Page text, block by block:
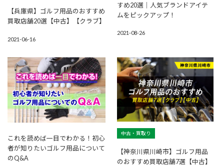
【兵庫県】ゴルフ用品のおすすめ
買取店舗20選【中古】【クラブ】
2021-06-16
すめ20選│人気ブランドアイテ
ムをピックアップ！
2021-08-26
これを読めば一目でわかる！初心
者が知りたいゴルフ用品について
のQ&A
中古・買取り
【神奈川県川崎市】ゴルフ用品
のおすすめ買取店舗7選【中古】